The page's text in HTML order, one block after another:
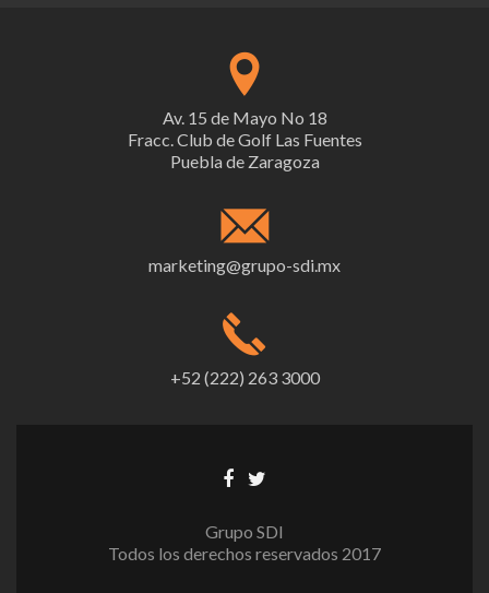
Av. 15 de Mayo No 18
Fracc. Club de Golf Las Fuentes
Puebla de Zaragoza
marketing@grupo-sdi.mx
+52 (222) 263 3000
Grupo SDI
Todos los derechos reservados 2017